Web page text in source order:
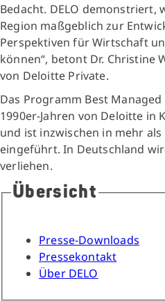
Bedacht. DELO
Region maßgeblich zur
Perspektiven für Wirtschaft
können“, betont Dr. Christine
von Deloitte Private.
Das Programm Best
1990er-Jahren von Deloitte in
und ist inzwischen in mehr
eingeführt. In Deutschland
verliehen.
Übersicht
Presse-Downloads
Pressekontakt
Über DELO